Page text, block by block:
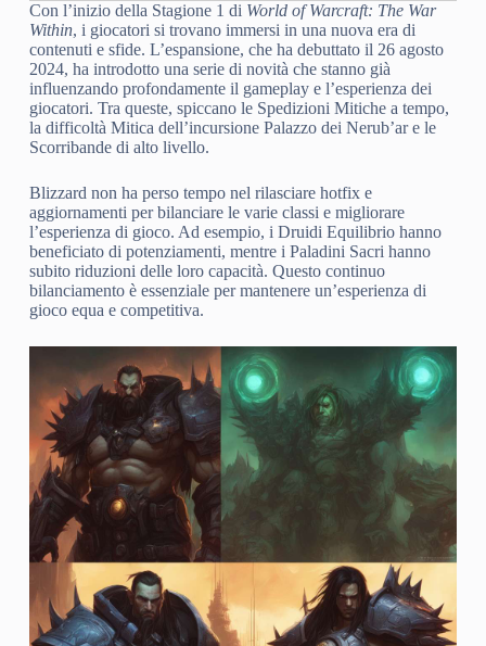
Con l’inizio della Stagione 1 di World of Warcraft: The War
Within, i giocatori si trovano immersi in una nuova era di
contenuti e sfide. L’espansione, che ha debuttato il 26 agosto
2024, ha introdotto una serie di novità che stanno già
influenzando profondamente il gameplay e l’esperienza dei
giocatori. Tra queste, spiccano le Spedizioni Mitiche a tempo,
la difficoltà Mitica dell’incursione Palazzo dei Nerub’ar e le
Scorribande di alto livello.
Blizzard non ha perso tempo nel rilasciare hotfix e
aggiornamenti per bilanciare le varie classi e migliorare
l’esperienza di gioco. Ad esempio, i Druidi Equilibrio hanno
beneficiato di potenziamenti, mentre i Paladini Sacri hanno
subito riduzioni delle loro capacità. Questo continuo
bilanciamento è essenziale per mantenere un’esperienza di
gioco equa e competitiva.